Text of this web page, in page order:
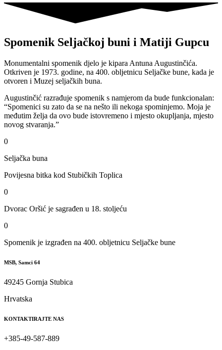
Spomenik Seljačkoj buni i Matiji Gupcu
Monumentalni spomenik djelo je kipara Antuna Augustinčića.
Otkriven je 1973. godine, na 400. obljetnicu Seljačke bune, kada je
otvoren i Muzej seljačkih buna.
Augustinčić razrađuje spomenik s namjerom da bude funkcionalan:
“Spomenici su zato da se na nešto ili nekoga spominjemo. Moja je
međutim želja da ovo bude istovremeno i mjesto okupljanja, mjesto
novog stvaranja.”
0
Seljačka buna
Povijesna bitka kod Stubičkih Toplica
0
Dvorac Oršić je sagrađen u 18. stoljeću
0
Spomenik je izgrađen na 400. obljetnicu Seljačke bune
MSB, Samci 64
49245 Gornja Stubica
Hrvatska
KONTAKTIRAJTE NAS
+385-49-587-889